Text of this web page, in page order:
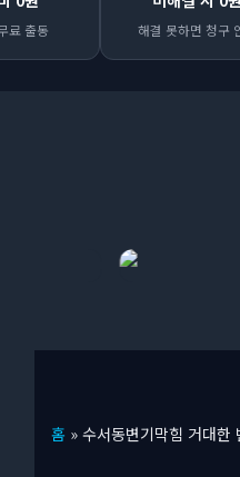
료 출동 해결 못하면 청구
홈 » 수서동변기막힘 거대한